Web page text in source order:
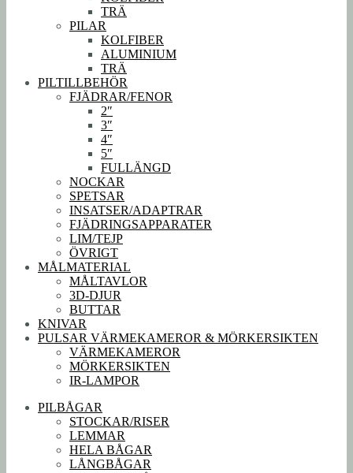
TRÄ
PILAR
KOLFIBER
ALUMINIUM
TRÄ
PILTILLBEHÖR
FJÄDRAR/FENOR
2″
3″
4″
5″
FULLÄNGD
NOCKAR
SPETSAR
INSATSER/ADAPTRAR
FJÄDRINGSAPPARATER
LIM/TEJP
ÖVRIGT
MÅLMATERIAL
MÅLTAVLOR
3D-DJUR
BUTTAR
KNIVAR
PULSAR VÄRMEKAMEROR & MÖRKERSIKTEN
VÄRMEKAMEROR
MÖRKERSIKTEN
IR-LAMPOR
PILBÅGAR
STOCKAR/RISER
LEMMAR
HELA BÅGAR
LÅNGBÅGAR